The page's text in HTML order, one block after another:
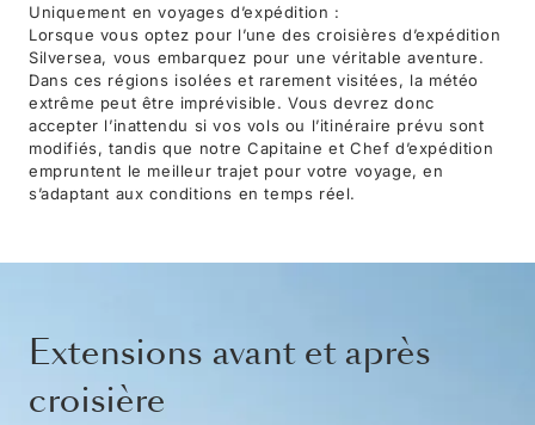
Uniquement en voyages d’expédition :
Lorsque vous optez pour l’une des croisières d’expédition
Silversea, vous embarquez pour une véritable aventure.
Dans ces régions isolées et rarement visitées, la météo
extrême peut être imprévisible. Vous devrez donc
accepter l’inattendu si vos vols ou l’itinéraire prévu sont
modifiés, tandis que notre Capitaine et Chef d’expédition
empruntent le meilleur trajet pour votre voyage, en
s’adaptant aux conditions en temps réel.
Extensions avant et après
croisière